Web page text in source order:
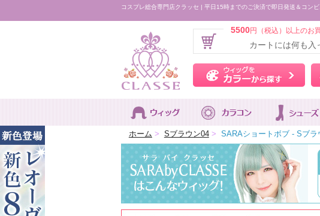
コスプレ総合専門店クラッセ | 平日15時までのご決済で即日発送＆コン
5500円（税込）以上のお
カートには何も入
ホーム > Sブラウン04 > SARAショートボブ - Sブラ